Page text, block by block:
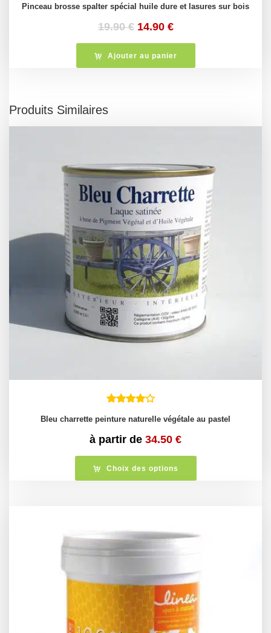
Pinceau brosse spalter spécial huile dure et lasures sur bois
19.90€ Le
initial
14.90 €Le
actuel
est :
Ajouter au panier
Produits Similaires
Bleu charrette peinture naturelle végétale au pastel
à partir de 34.50 €
Choix des options